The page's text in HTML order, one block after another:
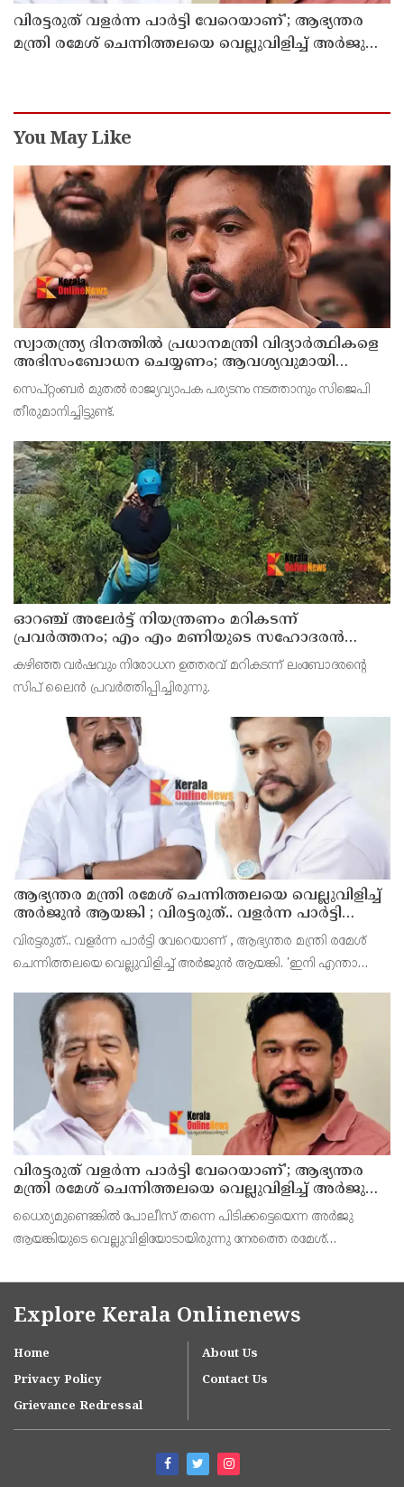
വിരട്ടരുത് വളര്‍ന്ന പാര്‍ട്ടി വേറെയാണ്'; ആഭ്യന്തര
മന്ത്രി രമേശ് ചെന്നിത്തലയെ വെല്ലുവിളിച്ച് അര്‍ജുന്‍
You May Like
സ്വാതന്ത്ര്യ ദിനത്തില്‍ പ്രധാനമന്ത്രി വിദ്യാര്‍ത്ഥികളെ
അഭിസംബോധന ചെയ്യണം; ആവശ്യവുമായി
അഭിജീത് ദീപ്കെ
സെപ്റ്റംബര്‍ മുതല്‍ രാജ്യവ്യാപക പര്യടനം നടത്താനും സിജെപി
തീരുമാനിച്ചിട്ടുണ്ട്.
ഓറഞ്ച് അലേര്‍ട്ട് നിയന്ത്രണം മറികടന്ന്
പ്രവര്‍ത്തനം; എം എം മണിയുടെ സഹോദരന്‍
നടത്തുന്ന സിപ് ലൈന്‍ പൂട്ടിച്ച് അധികൃതര്‍
കഴിഞ്ഞ വര്‍ഷവും നിരോധന ഉത്തരവ് മറികടന്ന് ലംബോദരന്റെ
സിപ് ലൈന്‍ പ്രവര്‍ത്തിപ്പിച്ചിരുന്നു.
ആഭ്യന്തര മന്ത്രി രമേശ് ചെന്നിത്തലയെ വെല്ലുവിളിച്ച്
അ‍ർജുൻ ആയങ്കി ; വിരട്ടരുത്.. വളർന്ന പാർട്ടി
വേറെയാണ് !
വിരട്ടരുത്.. വളർന്ന പാർട്ടി വേറെയാണ് , ആഭ്യന്തര മന്ത്രി രമേശ്
ചെന്നിത്തലയെ വെല്ലുവിളിച്ച് അ‍ർജുൻ ആയങ്കി. 'ഇനി എന്താ
രമേശ് ചെന്നിത്തല പറയുന്നത്.
വിരട്ടരുത് വളര്‍ന്ന പാര്‍ട്ടി വേറെയാണ്'; ആഭ്യന്തര
മന്ത്രി രമേശ് ചെന്നിത്തലയെ വെല്ലുവിളിച്ച് അര്‍ജുന്‍
ധൈര്യമുണ്ടെങ്കില്‍ പോലീസ് തന്നെ പിടിക്കട്ടെയെന്ന അര്‍ജു
ആയങ്കിയുടെ വെല്ലുവിളിയോടായിരുന്നു നേരത്തെ രമേശ്
Explore Kerala Onlinenews
Home
About Us
Privacy Policy
Contact Us
Grievance Redressal